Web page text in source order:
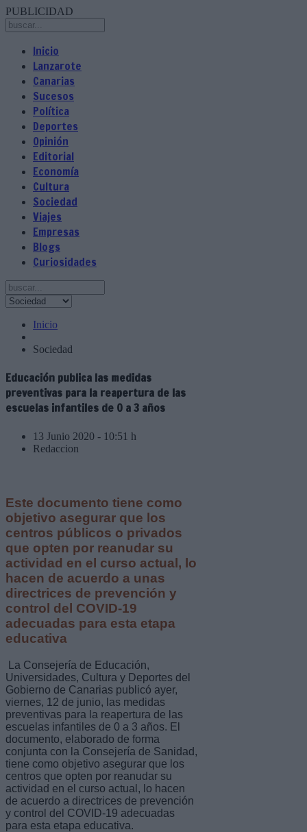
PUBLICIDAD
Inicio
Lanzarote
Canarias
Sucesos
Política
Deportes
Opinión
Editorial
Economía
Cultura
Sociedad
Viajes
Empresas
Blogs
Curiosidades
Inicio
Sociedad
Educación publica las medidas
preventivas para la reapertura de las
escuelas infantiles de 0 a 3 años
13 Junio 2020 - 10:51 h
Redaccion
Este documento tiene como
objetivo asegurar que los
centros públicos o privados
que opten por reanudar su
actividad en el curso actual, lo
hacen de acuerdo a unas
directrices de prevención y
control del COVID-19
adecuadas para esta etapa
educativa
La Consejería de Educación,
Universidades, Cultura y Deportes del
Gobierno de Canarias publicó ayer,
viernes, 12 de junio, las medidas
preventivas para la reapertura de las
escuelas infantiles de 0 a 3 años. El
documento, elaborado de forma
conjunta con la Consejería de Sanidad,
tiene como objetivo asegurar que los
centros que opten por reanudar su
actividad en el curso actual, lo hacen
de acuerdo a directrices de prevención
y control del COVID-19 adecuadas
para esta etapa educativa.